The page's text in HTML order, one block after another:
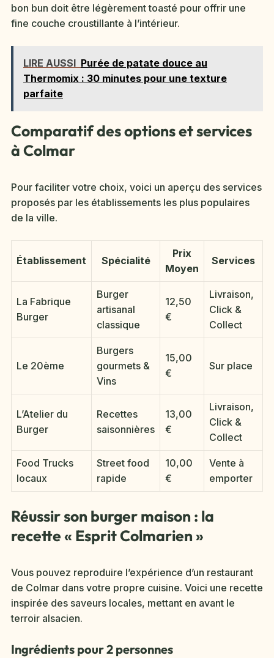
bon bun doit être légèrement toasté pour offrir une
fine couche croustillante à l’intérieur.
LIRE AUSSI Purée de patate douce au
Thermomix : 30 minutes pour une texture
parfaite
Comparatif des options et services
à Colmar
Pour faciliter votre choix, voici un aperçu des services
proposés par les établissements les plus populaires
de la ville.
Établissement Spécialité
Prix
Moyen
Services
La Fabrique
Burger
Burger
artisanal
classique
12,50
€
Livraison,
Click &
Collect
Le 20ème
Burgers
gourmets &
Vins
15,00
€
Sur place
L’Atelier du
Burger
Recettes
saisonnières
13,00
€
Livraison,
Click &
Collect
Food Trucks
locaux
Street food
rapide
10,00
€
Vente à
emporter
Réussir son burger maison : la
recette « Esprit Colmarien »
Vous pouvez reproduire l’expérience d’un restaurant
de Colmar dans votre propre cuisine. Voici une recette
inspirée des saveurs locales, mettant en avant le
terroir alsacien.
Ingrédients pour 2 personnes